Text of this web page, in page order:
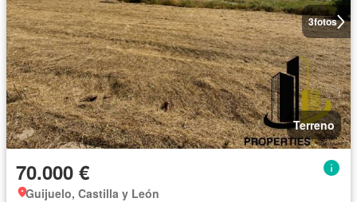
3fotos
Terreno
70.000 €
Guijuelo, Castilla y León